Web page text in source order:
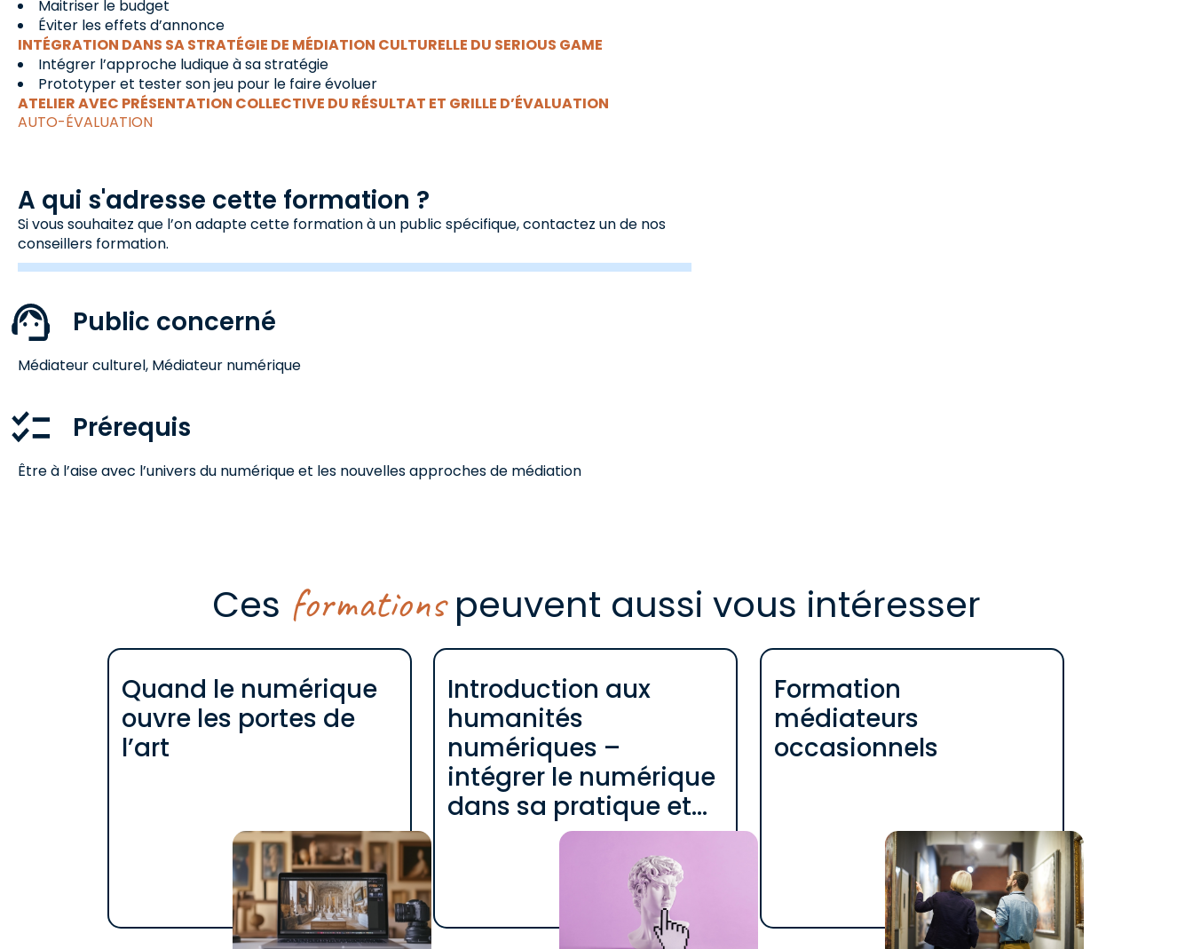
Maitriser le budget
Éviter les effets d’annonce
INTÉGRATION DANS SA STRATÉGIE DE MÉDIATION CULTURELLE DU SERIOUS GAME
Intégrer l’approche ludique à sa stratégie
Prototyper et tester son jeu pour le faire évoluer
ATELIER AVEC PRÉSENTATION COLLECTIVE DU RÉSULTAT ET GRILLE D’ÉVALUATION
AUTO-ÉVALUATION
A qui s'adresse cette formation ?
Si vous souhaitez que l’on adapte cette formation à un public spécifique, contactez un de nos
conseillers formation.
Public concerné
Médiateur culturel, Médiateur numérique
Prérequis
Être à l’aise avec l’univers du numérique et les nouvelles approches de médiation
Ces formationspeuvent aussi vous intéresser
Quand le numérique
ouvre les portes de
l’art
Introduction aux
humanités
numériques –
intégrer le numérique
dans sa pratique et
son projet
Formation
médiateurs
occasionnels